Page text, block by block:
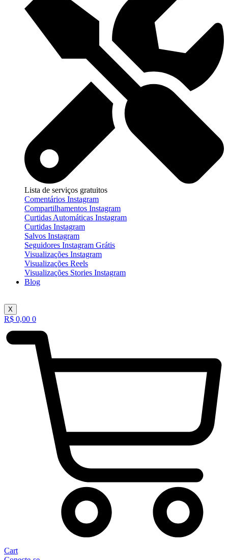
Lista de serviços gratuitos
Comentários Instagram
Compartilhamentos Instagram
Curtidas Automáticas Instagram
Curtidas Instagram
Salvos Instagram
Seguidores Instagram Grátis
Visualizações Instagram
Visualizações Reels
Visualizações Stories Instagram
Blog
X
R$ 0,00 0
Cart